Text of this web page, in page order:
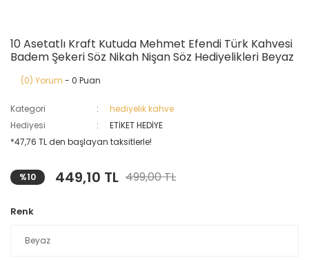
10 Asetatlı Kraft Kutuda Mehmet Efendi Türk Kahvesi
Badem Şekeri Söz Nikah Nişan Söz Hediyelikleri Beyaz
(0) Yorum - 0 Puan
Kategori
hediyelik kahve
Hediyesi
ETİKET HEDİYE
*47,76 TL den başlayan taksitlerle!
%10 449,10 TL 499,00 TL
Renk